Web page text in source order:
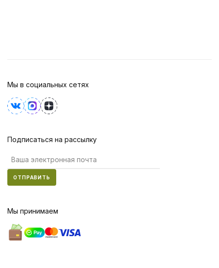
Мы в социальных сетях
Подписаться на рассылку
ОТПРАВИТЬ
Мы принимаем